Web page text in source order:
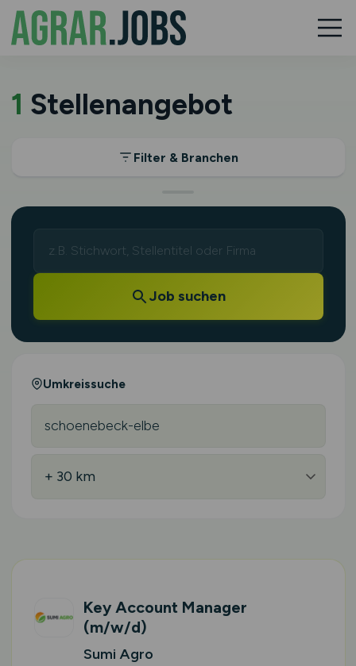
1 Stellenangebot
Filter & Branchen
Job suchen
Umkreissuche
Key Account Manager
(m/w/d)
Sumi Agro